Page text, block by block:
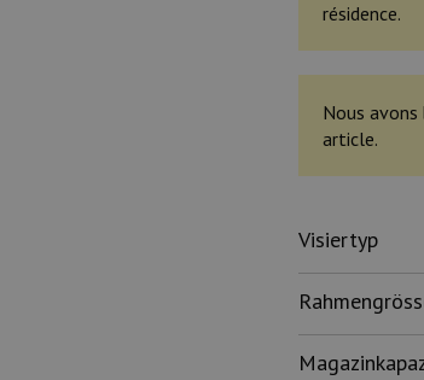
résidence.
Nous
article.
Visiertyp